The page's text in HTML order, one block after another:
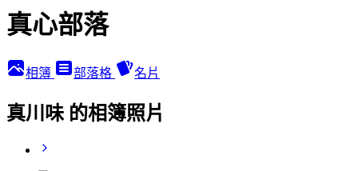
真心部落
相簿 部落格 名片
真川味 的相簿照片